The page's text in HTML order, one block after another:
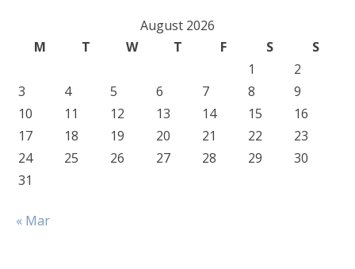
August 2026
M
T W T F S
S
1
2
3
4 5 6 7 8
9
10
11 12 13 14 15
16
17
18 19 20 21 22
23
24
25 26 27 28 29
30
31
« Mar